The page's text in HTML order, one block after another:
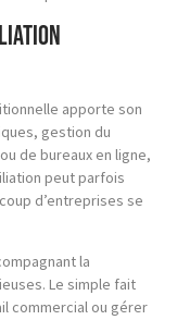
apporte son
gestion du
de bureaux en ligne,
peut parfois
d’entreprises se
la
Le simple fait
commercial ou gérer